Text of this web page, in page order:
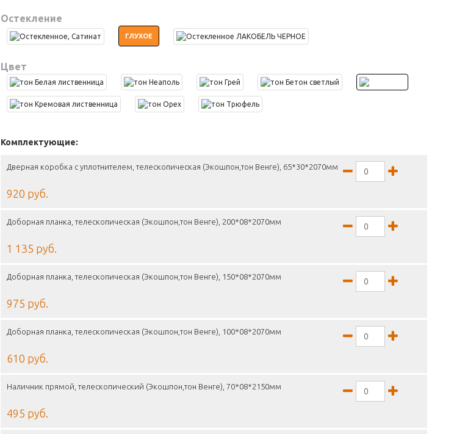
Остекление
ГЛУХОЕ
Цвет
Комплектующие:
Дверная коробка с уплотнителем, телескопическая (Экошпон,тон Венге), 65*30*2070мм
920 руб.
Доборная планка, телескопическая (Экошпон,тон Венге), 200*08*2070мм
1 135 руб.
Доборная планка, телескопическая (Экошпон,тон Венге), 150*08*2070мм
975 руб.
Доборная планка, телескопическая (Экошпон,тон Венге), 100*08*2070мм
610 руб.
Наличник прямой, телескопический (Экошпон,тон Венге), 70*08*2150мм
495 руб.